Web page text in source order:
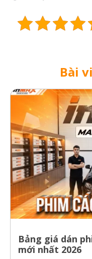
Bài
Bảng giá dán
mới nhất 2026